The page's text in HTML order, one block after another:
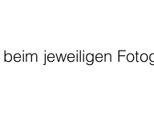
jeweiligen